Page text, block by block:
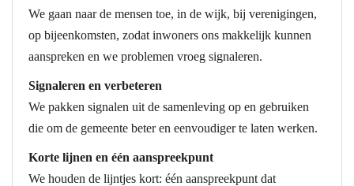
We gaan naar de mensen toe, in de wijk, bij verenigingen,
op bijeenkomsten, zodat inwoners ons makkelijk kunnen
aanspreken en we problemen vroeg signaleren.
Signaleren en verbeteren
We pakken signalen uit de samenleving op en gebruiken
die om de gemeente beter en eenvoudiger te laten werken.
Korte lijnen en één aanspreekpunt
We houden de lijntjes kort: één aanspreekpunt dat